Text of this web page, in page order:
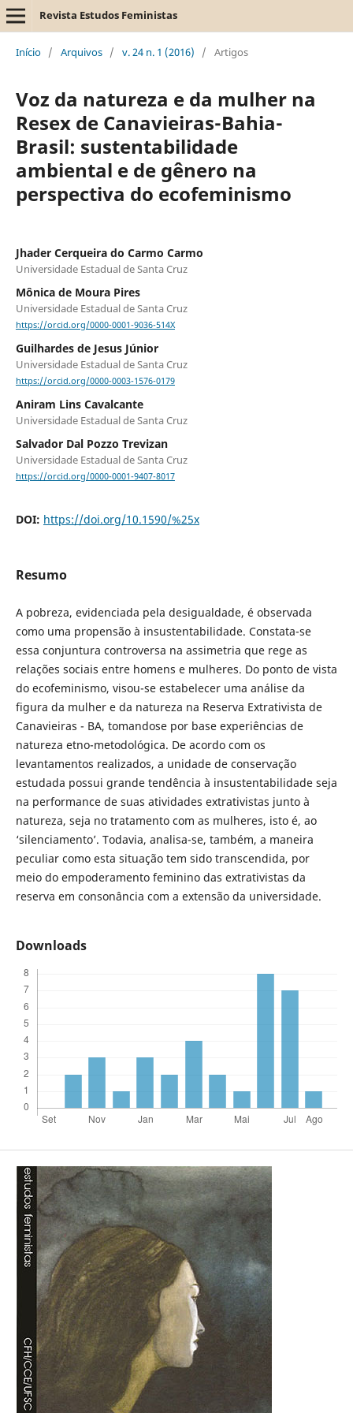
Revista Estudos Feministas
Início / Arquivos / v. 24 n. 1 (2016) / Artigos
Voz da natureza e da mulher na
Resex de Canavieiras-Bahia-
Brasil: sustentabilidade
ambiental e de gênero na
perspectiva do ecofeminismo
Jhader Cerqueira do Carmo Carmo
Universidade Estadual de Santa Cruz
Mônica de Moura Pires
Universidade Estadual de Santa Cruz
https://orcid.org/0000-0001-9036-514X
Guilhardes de Jesus Júnior
Universidade Estadual de Santa Cruz
https://orcid.org/0000-0003-1576-0179
Aniram Lins Cavalcante
Universidade Estadual de Santa Cruz
Salvador Dal Pozzo Trevizan
Universidade Estadual de Santa Cruz
https://orcid.org/0000-0001-9407-8017
DOI: https://doi.org/10.1590/%25x
Resumo
A pobreza, evidenciada pela desigualdade, é observada
como uma propensão à insustentabilidade. Constata-se
essa conjuntura controversa na assimetria que rege as
relações sociais entre homens e mulheres. Do ponto de vista
do ecofeminismo, visou-se estabelecer uma análise da
figura da mulher e da natureza na Reserva Extrativista de
Canavieiras - BA, tomandose por base experiências de
natureza etno-metodológica. De acordo com os
levantamentos realizados, a unidade de conservação
estudada possui grande tendência à insustentabilidade seja
na performance de suas atividades extrativistas junto à
natureza, seja no tratamento com as mulheres, isto é, ao
‘silenciamento’. Todavia, analisa-se, também, a maneira
peculiar como esta situação tem sido transcendida, por
meio do empoderamento feminino das extrativistas da
reserva em consonância com a extensão da universidade.
Downloads